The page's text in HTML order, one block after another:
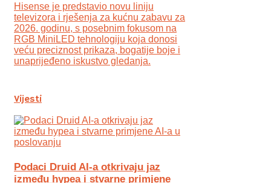
Hisense je predstavio novu liniju
televizora i rješenja za kućnu zabavu za
2026. godinu, s posebnim fokusom na
RGB MiniLED tehnologiju koja donosi
veću preciznost prikaza, bogatije boje i
unaprijeđeno iskustvo gledanja.
Vijesti
Podaci Druid AI-a otkrivaju jaz
između hypea i stvarne primjene